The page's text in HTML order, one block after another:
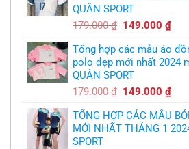
QUÂN SPORT
179.000₫ Giá
là:
179.000 ₫.
149.000₫Giá
tại
là:
Tổng hợp các mẫu áo
polo đẹp mới nhất 2024
QUÂN SPORT
179.000₫ Giá
là:
179.000 ₫.
149.000₫Giá
tại
là:
TỔNG HỢP CÁC MẪU
MỚI NHẤT THÁNG 1
SPORT